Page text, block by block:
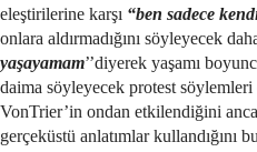
eleştirilerine karşı “ben sadece
onlara aldırmadığını söyleyecek
yaşayamam’’diyerek yaşamı
daima söyleyecek protest
VonTrier’in ondan etkilendiğini
gerçeküstü anlatımlar kullandığını